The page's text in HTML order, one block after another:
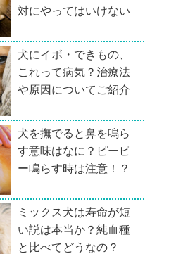
対にやってはいけない
犬にイボ・できもの、
これって病気？治療法
や原因についてご紹介
犬を撫でると鼻を鳴ら
す意味はなに？ピーピ
ー鳴らす時は注意！？
ミックス犬は寿命が短
い説は本当か？純血種
と比べてどうなの？